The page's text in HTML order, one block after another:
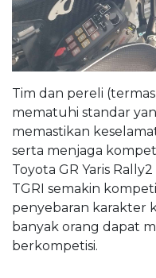
Tim dan pereli
mematuhi standar
memastikan
serta menjaga
Toyota GR Yaris
TGRI semakin
penyebaran karakter
banyak orang dapat
berkompetisi.